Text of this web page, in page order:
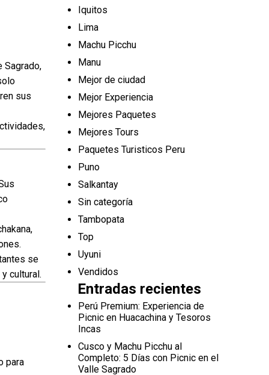
Sagrado,
sus
se
cultural.
para
Iquitos
Lima
Machu Picchu
Manu
Mejor de ciudad
Mejor Experiencia
Mejores Paquetes
Mejores Tours
Paquetes Turisticos Peru
Puno
Salkantay
Sin categoría
Tambopata
Top
Uyuni
Vendidos
Entradas recientes
Perú Premium: Experiencia de
Picnic en Huacachina y Tesoros
Incas
Cusco y Machu Picchu al
Completo: 5 Días con Picnic en el
Valle Sagrado